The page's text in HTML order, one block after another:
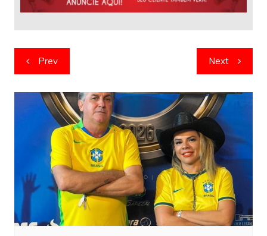
Navegação
de
artigos
Prev Next